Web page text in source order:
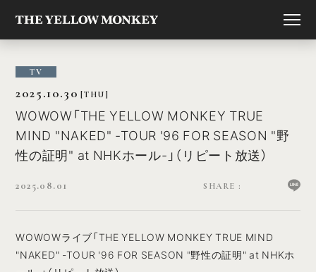
TV
2025.10.30 [THU]
WOWOW「THE YELLOW MONKEY TRUE
MIND "NAKED" -TOUR '96 FOR SEASON "野
性の証明" at NHKホール-」（リピート放送）
2025.08.01
WOWOWライブ「THE YELLOW MONKEY TRUE MIND
"NAKED" -TOUR '96 FOR SEASON "野性の証明" at NHKホ